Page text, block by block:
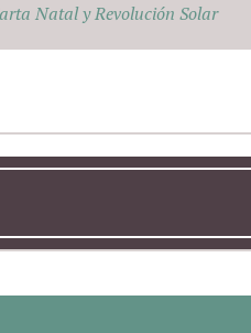
Natal y Revolución Solar